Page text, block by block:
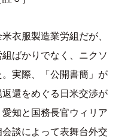
衣服製造業労組だが、
ばかりでなく、ニクソ
実際、「公開書簡」が
還をめぐる日米交渉が
知と国務長官ウィリア
談によって表舞台外交